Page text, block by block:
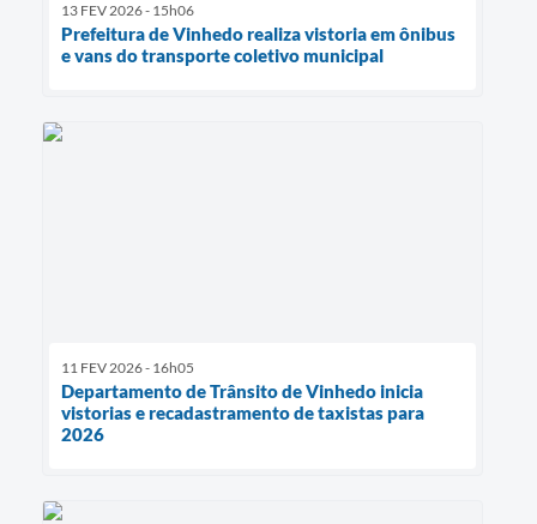
13 FEV 2026 - 15h06
Prefeitura de Vinhedo realiza vistoria em ônibus
e vans do transporte coletivo municipal
11 FEV 2026 - 16h05
Departamento de Trânsito de Vinhedo inicia
vistorias e recadastramento de taxistas para
2026